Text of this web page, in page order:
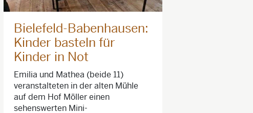
Bielefeld-Babenhausen:
Kinder basteln für
Kinder in Not
Emilia und Mathea (beide 11)
veranstalteten in der alten Mühle
auf dem Hof Möller einen
sehenswerten Mini-